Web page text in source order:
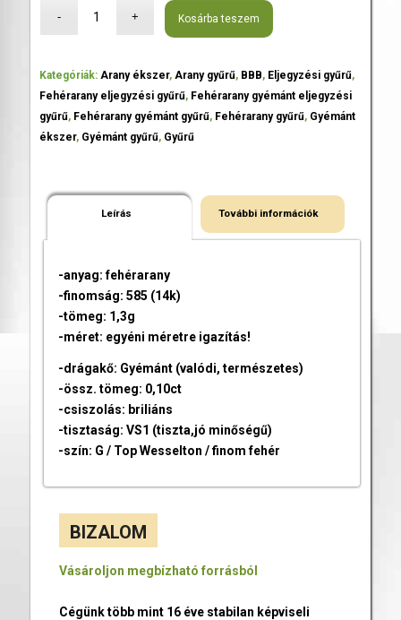
Kosárba teszem
Kategóriák: Arany ékszer, Arany gyűrű, BBB, Eljegyzési gyűrű,
Fehérarany eljegyzési gyűrű, Fehérarany gyémánt eljegyzési
gyűrű, Fehérarany gyémánt gyűrű, Fehérarany gyűrű, Gyémánt
ékszer, Gyémánt gyűrű, Gyűrű
Leírás További információk
-anyag: fehérarany
-finomság: 585 (14k)
-tömeg: 1,3g
-méret: egyéni méretre igazítás!
-drágakő: Gyémánt (valódi, természetes)
-össz. tömeg: 0,10ct
-csiszolás: briliáns
-tisztaság: VS1 (tiszta,jó minőségű)
-szín: G / Top Wesselton / finom fehér
BIZALOM
Vásároljon megbízható forrásból
Cégünk több mint 16 éve stabilan képviseli